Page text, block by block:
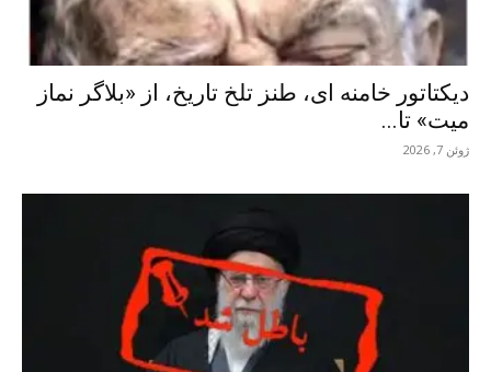
دیکتاتور خامنه ای، طنز تلخ تاریخ، از «بلاگر نماز
میت» تا...
ژوئن 7, 2026